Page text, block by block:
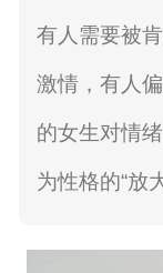
有人需要被
激情，有人
的女生对情
为性格的“放